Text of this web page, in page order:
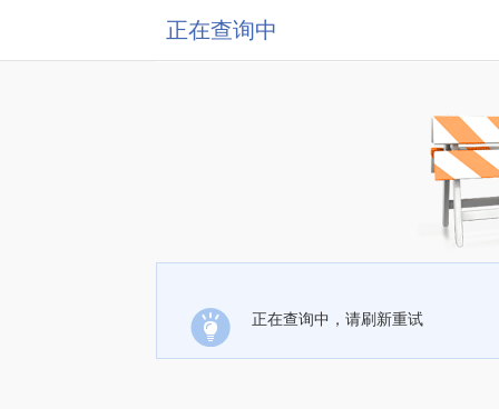
正在查询中
正在查询中，请刷新重试